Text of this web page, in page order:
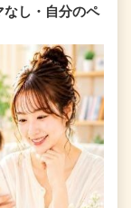
なし・自分のペ